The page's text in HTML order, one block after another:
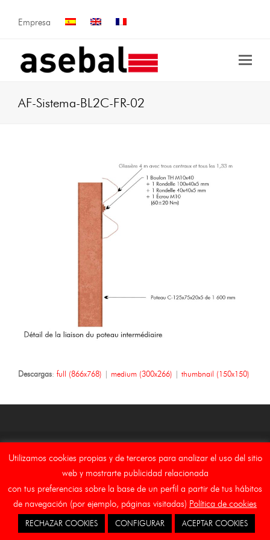
Empresa
AF-Sistema-BL2C-FR-02
Descargas: full (866x768) | medium (300x266) | thumbnail (150x150)
Inicio
Aviso Legal Canal Etico Cookies
Utilizamos cookies propias y de terceros para analizar el uso del sitio
web y mostrarte publicidad relacionada
con tus preferencias sobre la base de un perfil a partir de tus hábitos
de navegación (por ejemplo, páginas visitadas) Política de cookies
RECHAZAR COOKIES CONFIGURAR ACEPTAR COOKIES